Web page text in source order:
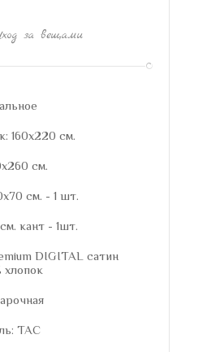
за вещами
160х220 см.
см.
см. - 1 шт.
кант - 1шт.
DIGITAL сатин
хлопок
TAC